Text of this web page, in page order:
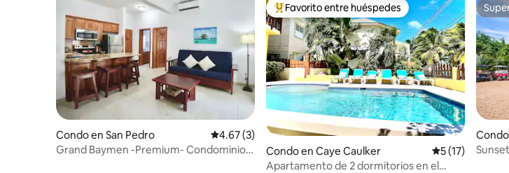
Condo en San Pedro Calificación promedio: 4.67 de 5, 3 reseñas
4.67 (3)
Grand Baymen -Premium- Condominio
Favorito entre huéspedes preferido
Favorito entre huéspedes
Condo en Caye Caulker Calificación
5 (17)
Apartamento de 2 dormitorios en el